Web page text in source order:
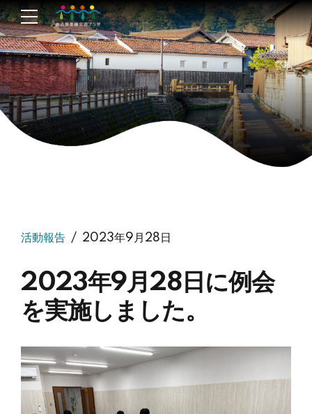
活動報告 2023年9月28日
2023年9月28日に例会
を実施しました。